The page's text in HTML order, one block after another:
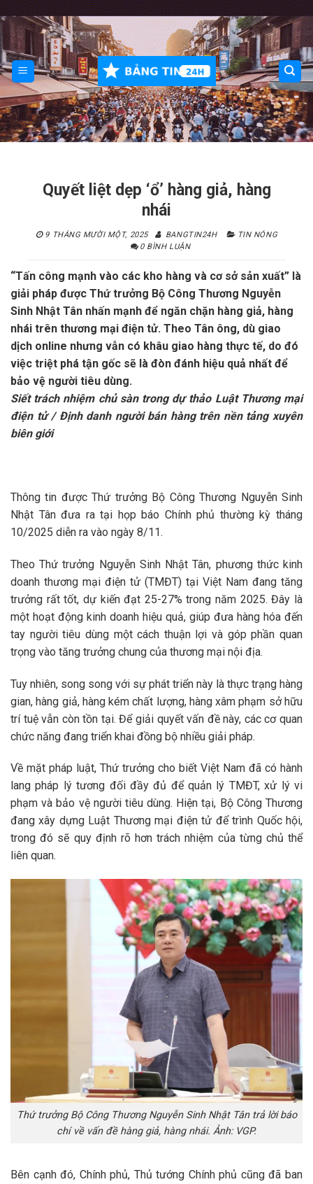
Skip
to
content
Quyết liệt dẹp ‘ổ’ hàng giả, hàng
nhái
9 THÁNG MƯỜI MỘT, 2025 BANGTIN24H
TIN NÓNG
0 BÌNH LUẬN
“Tấn công mạnh vào các kho hàng và cơ sở sản xuất” là
giải pháp được Thứ trưởng Bộ Công Thương Nguyễn
Sinh Nhật Tân nhấn mạnh để ngăn chặn hàng giả, hàng
nhái trên thương mại điện tử. Theo Tân ông, dù giao
dịch online nhưng vẫn có khâu giao hàng thực tế, do đó
việc triệt phá tận gốc sẽ là đòn đánh hiệu quả nhất để
bảo vệ người tiêu dùng.
Siết trách nhiệm chủ sàn trong dự thảo Luật Thương mại
điện tử / Định danh người bán hàng trên nền tảng xuyên
biên giới
Thông tin được Thứ trưởng Bộ Công Thương Nguyễn Sinh
Nhật Tân đưa ra tại họp báo Chính phủ thường kỳ tháng
10/2025 diễn ra vào ngày 8/11.
Theo Thứ trưởng Nguyễn Sinh Nhật Tân, phương thức kinh
doanh thương mại điện tử (TMĐT) tại Việt Nam đang tăng
trưởng rất tốt, dự kiến đạt 25-27% trong năm 2025. Đây là
một hoạt động kinh doanh hiệu quả, giúp đưa hàng hóa đến
tay người tiêu dùng một cách thuận lợi và góp phần quan
trọng vào tăng trưởng chung của thương mại nội địa.
Tuy nhiên, song song với sự phát triển này là thực trạng hàng
gian, hàng giả, hàng kém chất lượng, hàng xâm phạm sở hữu
trí tuệ vẫn còn tồn tại. Để giải quyết vấn đề này, các cơ quan
chức năng đang triển khai đồng bộ nhiều giải pháp.
Về mặt pháp luật, Thứ trưởng cho biết Việt Nam đã có hành
lang pháp lý tương đối đầy đủ để quản lý TMĐT, xử lý vi
phạm và bảo vệ người tiêu dùng. Hiện tại, Bộ Công Thương
đang xây dựng Luật Thương mại điện tử để trình Quốc hội,
trong đó sẽ quy định rõ hơn trách nhiệm của từng chủ thể
liên quan.
Thứ trưởng Bộ Công Thương Nguyễn Sinh Nhật Tân trả lời báo
chí về vấn đề hàng giả, hàng nhái. Ảnh: VGP.
Bên cạnh đó, Chính phủ, Thủ tướng Chính phủ cũng đã ban